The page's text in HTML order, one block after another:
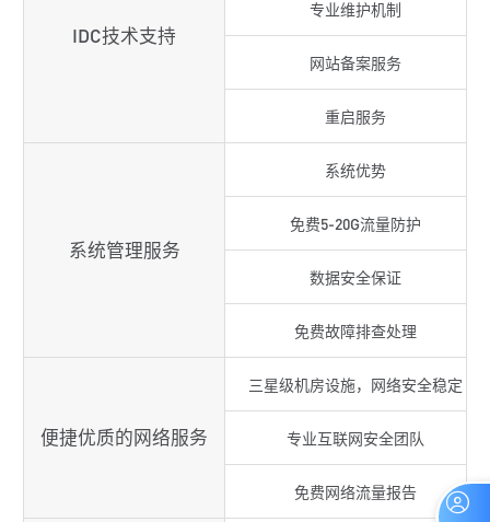
IDC技术支持
专业维护机制
网站备案服务
重启服务
系统管理服务
系统优势
免费5-20G流量防护
数据安全保证
免费故障排查处理
便捷优质的网络服务
三星级机房设施，网络安全稳定
专业互联网安全团队
免费网络流量报告